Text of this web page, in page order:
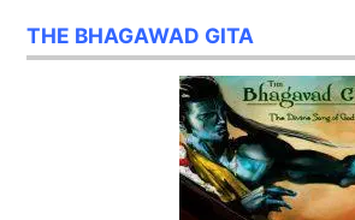
THE BHAGAWAD GITA